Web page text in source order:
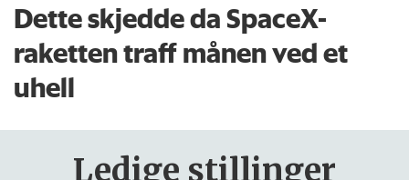
Dette skjedde da SpaceX-
raketten traff månen ved et
uhell
Ledige stillinger